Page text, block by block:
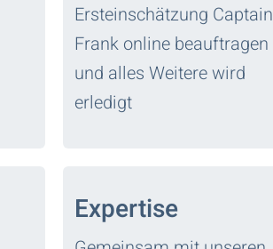
Ersteinschätzung Captain
Frank online beauftragen
und alles Weitere wird
erledigt
Expertise